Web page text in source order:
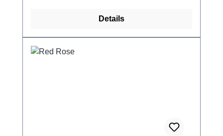
Details